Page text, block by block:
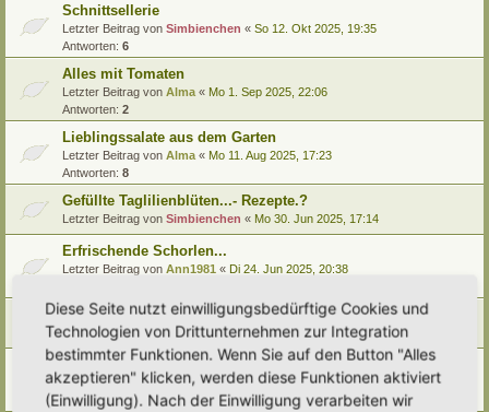
Schnittsellerie
Letzter Beitrag von Simbienchen « So 12. Okt 2025, 19:35
Antworten: 6
Alles mit Tomaten
Letzter Beitrag von Alma « Mo 1. Sep 2025, 22:06
Antworten: 2
Lieblingssalate aus dem Garten
Letzter Beitrag von Alma « Mo 11. Aug 2025, 17:23
Antworten: 8
Gefüllte Taglilienblüten...- Rezepte.?
Letzter Beitrag von Simbienchen « Mo 30. Jun 2025, 17:14
Erfrischende Schorlen...
Letzter Beitrag von Ann1981 « Di 24. Jun 2025, 20:38
Smoothie mit Zugaben aus dem eigenen Garten
Letzter Beitrag vonSimbienchen«Di 17. Jun 2025, 11:25
Ravioli
Letzter Beitrag vonSimbienchen« Fr 9. Mai 2025, 20:10
Antworten:1
Diese Seite nutzt einwilligungsbedürftige Cookies und
Technologien von Drittunternehmen zur Integration
bestimmter Funktionen. Wenn Sie auf den Button "Alles
akzeptieren" klicken, werden diese Funktionen aktiviert
(Einwilligung). Nach der Einwilligung verarbeiten wir